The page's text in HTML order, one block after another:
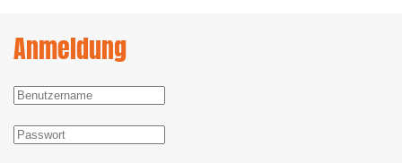
Anmeldung